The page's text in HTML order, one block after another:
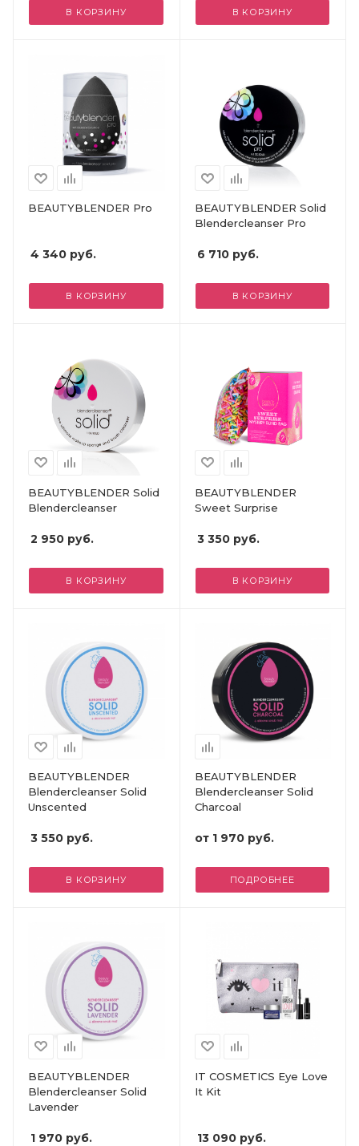
В КОРЗИНУ В КОРЗИНУ
BEAUTYBLENDER Pro
4 340 руб.
В КОРЗИНУ
BEAUTYBLENDER Solid
Blendercleanser Pro
6 710руб.
В КОРЗИНУ
BEAUTYBLENDER Solid
Blendercleanser
2 950 руб.
В КОРЗИНУ
BEAUTYBLENDER
Sweet Surprise
3 350руб.
В КОРЗИНУ
BEAUTYBLENDER
Blendercleanser Solid
Unscented
3 550 руб.
В КОРЗИНУ
BEAUTYBLENDER
Blendercleanser Solid
Charcoal
от 1 970 руб.
ПОДРОБНЕЕ
BEAUTYBLENDER
Blendercleanser Solid
Lavender
1 970 руб.
IT COSMETICS Eye Love
It Kit
13 090руб.